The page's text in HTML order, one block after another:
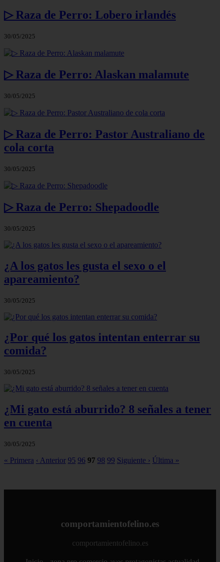
▷ Raza de Perro: Lobero irlandés
30/05/2025
▷ Raza de Perro: Alaskan malamute
30/05/2025
▷ Raza de Perro: Pastor Australiano de
cola corta
30/05/2025
▷ Raza de Perro: Shepadoodle
30/05/2025
¿A los gatos les gusta el sexo o el
apareamiento?
30/05/2025
¿Por qué los gatos intentan enterrar su
comida?
30/05/2025
¿Mi gato está aburrido? 8 señales a tener
en cuenta
30/05/2025
« Primera ‹ Anterior 95 96 97 98 99 Siguiente › Última »
comportamientofelino.es
comportamientofelino.es